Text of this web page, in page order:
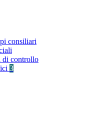
consiliari
di controllo
3